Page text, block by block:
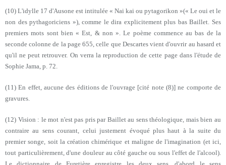
(10) L'idylle 17 d'Ausone est intitulée « Nai kai ou pytagorikon »(« Le oui et le
non des pythagoriciens »), comme le dira explicitement plus bas Baillet. Ses
premiers mots sont bien « Est, & non ». Le poème commence au bas de la
seconde colonne de la page 655, celle que Descartes vient d'ouvrir au hasard et
qu'il ne peut retrouver. On verra la reproduction de cette page dans l'étude de
Sophie Jama, p. 72.
(11) En effet, aucune des éditions de l'ouvrage [cité note (8)] ne comporte de
gravures.
(12) Vision : le mot n'est pas pris par Baillet au sens théologique, mais bien au
contraire au sens courant, celui justement évoqué plus haut à la suite du
premier songe, soit la création chimérique et maligne de l'imagination (et ici,
tout particulièrement, d'une douleur au côté gauche ou sous l'effet de l'alcool).